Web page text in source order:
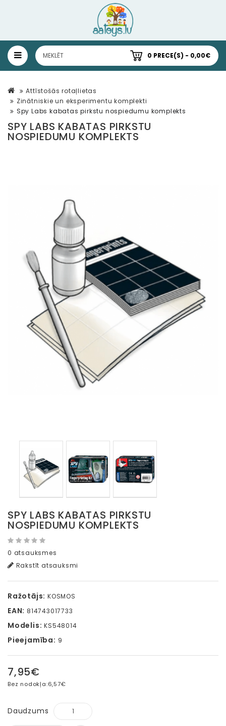
0 PRECE(S) - 0,00€
Attīstošās rotaļlietas
Zinātniskie un eksperimentu komplekti
Spy Labs kabatas pirkstu nospiedumu komplekts
SPY LABS KABATAS PIRKSTU
NOSPIEDUMU KOMPLEKTS
SPY LABS KABATAS PIRKSTU
NOSPIEDUMU KOMPLEKTS
0 atsauksmes
Rakstīt atsauksmi
Ražotājs: KOSMOS
EAN: 814743017733
Modelis: KS548014
Pieejamība: 9
7,95€
Bez nodokļa:6,57€
Daudzums